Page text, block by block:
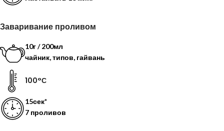
Заваривание проливом
10г / 200мл
чайник, типов, гайвань
100°С
15сек*
7 проливов